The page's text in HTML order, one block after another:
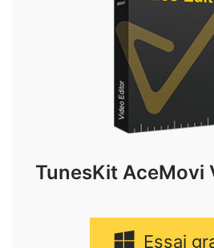
TunesKit AceMovi
Essai